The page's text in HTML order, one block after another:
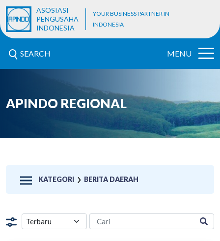
ASOSIASI
PENGUSAHA
INDONESIA
YOUR BUSINESS PARTNER IN
INDONESIA
SEARCH MENU
APINDO REGIONAL
KATEGORI BERITA DAERAH